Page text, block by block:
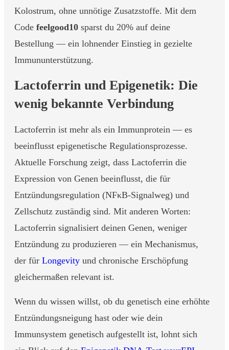
Kolostrum, ohne unnötige Zusatzstoffe. Mit dem
Code feelgood10 sparst du 20% auf deine
Bestellung — ein lohnender Einstieg in gezielte
Immununterstützung.
Lactoferrin und Epigenetik: Die
wenig bekannte Verbindung
Lactoferrin ist mehr als ein Immunprotein — es
beeinflusst epigenetische Regulationsprozesse.
Aktuelle Forschung zeigt, dass Lactoferrin die
Expression von Genen beeinflusst, die für
Entzündungsregulation (NFκB-Signalweg) und
Zellschutz zuständig sind. Mit anderen Worten:
Lactoferrin signalisiert deinen Genen, weniger
Entzündung zu produzieren — ein Mechanismus,
der für Longevity und chronische Erschöpfung
gleichermaßen relevant ist.
Wenn du wissen willst, ob du genetisch eine erhöhte
Entzündungsneigung hast oder wie dein
Immunsystem genetisch aufgestellt ist, lohnt sich